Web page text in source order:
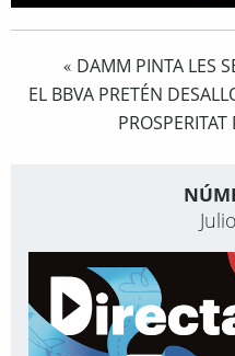
« DAMM PINTA LES
EL BBVA PRETÉN